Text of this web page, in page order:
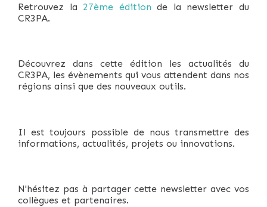
Retrouvez la 27ème éditionde la newsletter du
CR3PA.
Découvrez dans cette édition les actualités du
CR3PA, les évènements qui vous attendent dans nos
régions ainsi que des nouveaux outils.
Il est toujours possible de nous transmettre des
informations, actualités, projets ou innovations.
N'hésitez pas à partager cette newsletter avec vos
collègues et partenaires.